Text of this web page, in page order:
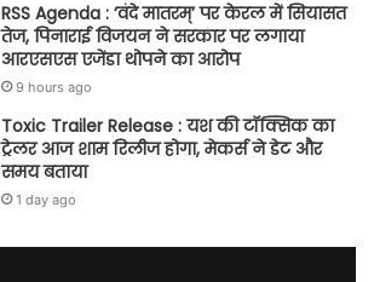
RSS Agenda : ‘वंदे मातरम्’ पर केरल में सियासत
तेज, पिनाराई विजयन ने सरकार पर लगाया
आरएसएस एजेंडा थोपने का आरोप
9 hours ago
Toxic Trailer Release : यश की टॉक्सिक का
ट्रेलर आज शाम रिलीज होगा, मेकर्स ने डेट और
समय बताया
1 day ago